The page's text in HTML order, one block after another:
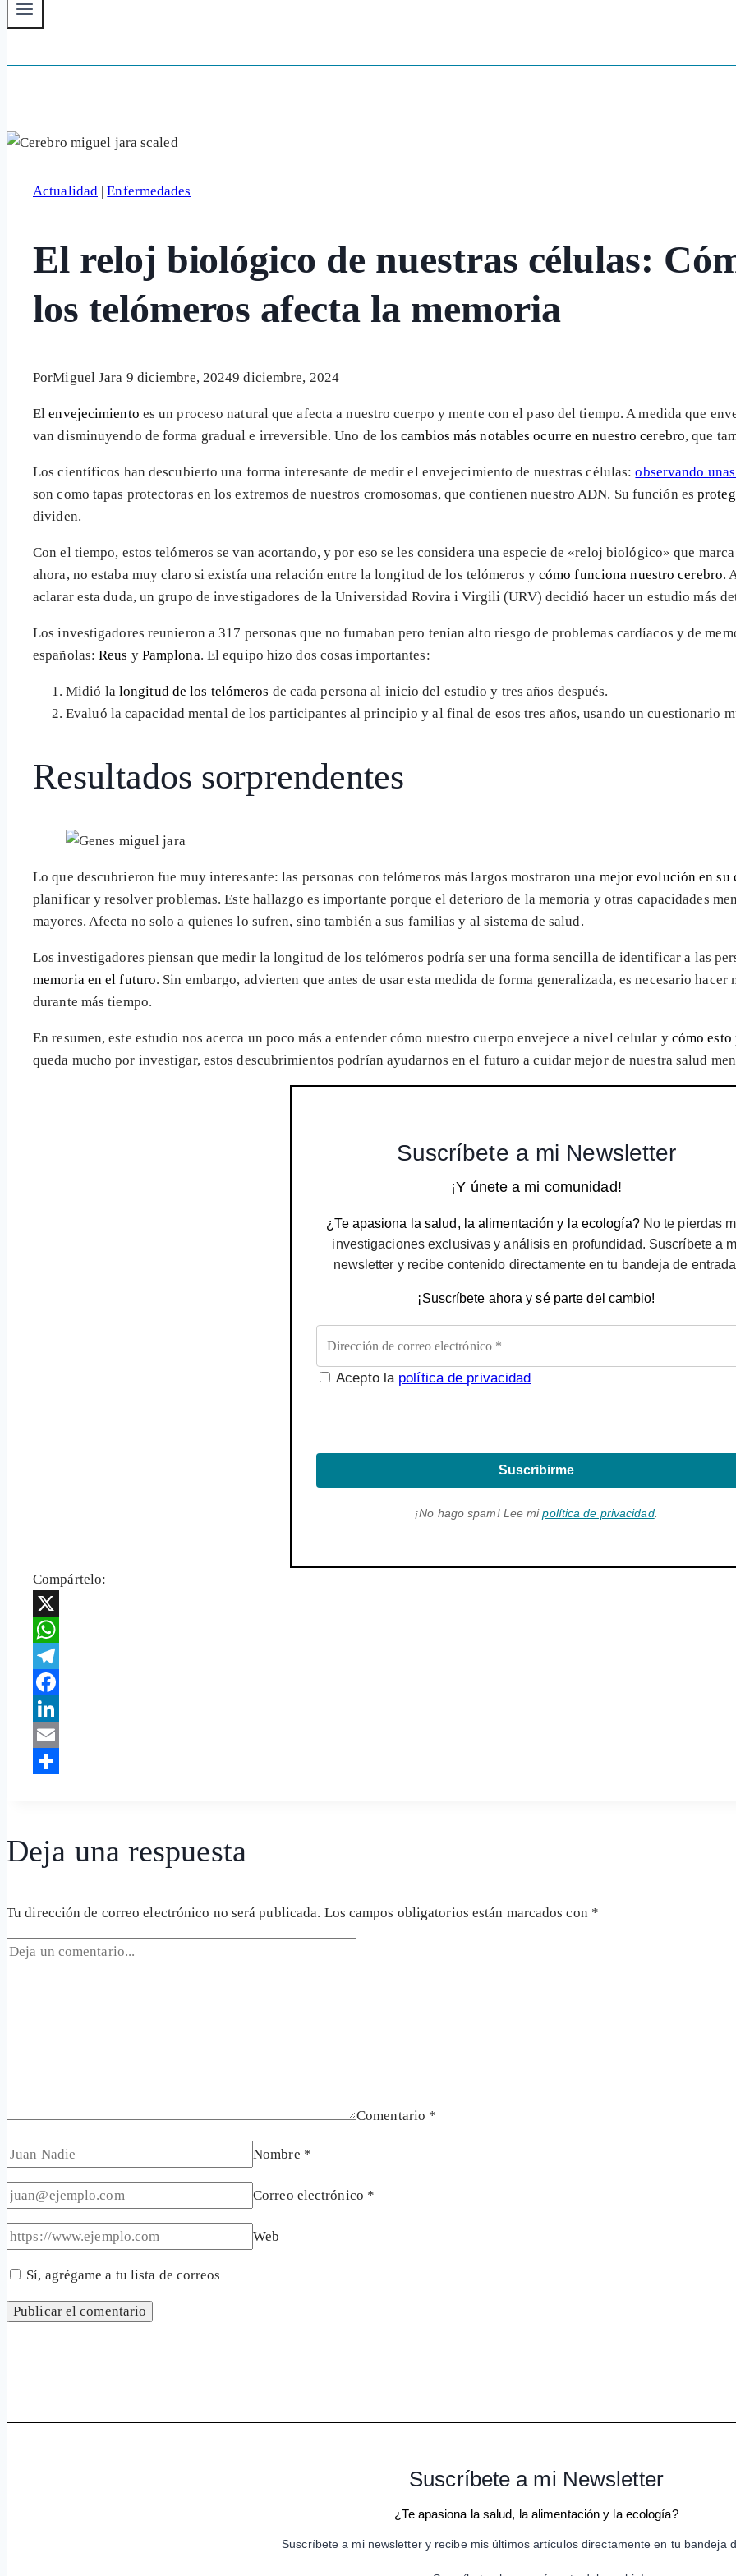
Actualidad |Enfermedades
El reloj biológico de nuestras células:
los telómeros afecta la memoria
PorMiguel Jara 9 diciembre, 20249 diciembre, 2024
Elenvejecimiento es un proceso natural que afecta a nuestro cuerpo y mente con el paso del tiempo. A medida que
van disminuyendo de forma gradual e irreversible. Uno de loscambios más notables ocurre en nuestro cerebro, que
Los científicos han descubierto una forma interesante de medir el envejecimiento de nuestras células:observando
son como tapas protectoras en los extremos de nuestros cromosomas, que contienen nuestro ADN. Su función es
dividen.
Con el tiempo, estos telómeros se van acortando, y por eso se les considera una especie de «reloj biológico» que
ahora, no estaba muy claro si existía una relación entre la longitud de los telómeros y cómo funciona nuestro cerebro.
aclarar esta duda, un grupo de investigadores de la Universidad Rovira i Virgili (URV) decidió hacer un estudio más
Los investigadores reunieron a 317 personas que no fumaban pero tenían alto riesgo de problemas cardíacos y de
españolas:Reus y Pamplona. El equipo hizo dos cosas importantes:
Midió la longitud de los telómeros de cada persona al inicio del estudio y tres años después.
Evaluó la capacidad mental de los participantes al principio y al final de esos tres años, usando un cuestionario
Resultados sorprendentes
Lo que descubrieron fue muy interesante: las personas con telómeros más largos mostraron una mejor evolución en su
planificar y resolver problemas. Este hallazgo es importante porque el deterioro de la memoria y otras capacidades
mayores. Afecta no solo a quienes lo sufren, sino también a sus familias y al sistema de salud.
Los investigadores piensan que medir la longitud de los telómeros podría ser una forma sencilla de identificar a las
memoria en el futuro. Sin embargo, advierten que antes de usar esta medida de forma generalizada, es necesario
durante más tiempo.
En resumen, este estudio nos acerca un poco más a entender cómo nuestro cuerpo envejece a nivel celular y cómo esto
queda mucho por investigar, estos descubrimientos podrían ayudarnos en el futuro a cuidar mejor de nuestra salud
Suscríbete a mi Newsletter
¡Y únete a mi comunidad!
¿Te apasiona la salud, la alimentación y la ecología?No te pierdas
investigaciones exclusivas y análisis en profundidad. Suscríbete a
newsletter y recibe contenido directamente en tu bandeja de
¡Suscríbete ahora y sé parte del cambio!
Acepto la política de privacidad
Suscribirme
¡No hago spam! Lee mipolítica de privacidad.
Compártelo:
X
WhatsApp
Telegram
Facebook
LinkedIn
Email
Deja una respuesta
Tu dirección de correo electrónico no será publicada. Los campos obligatorios están marcados con *
Comentario *
Nombre *
Correo electrónico *
Web
Sí, agrégame a tu lista de correos
Suscríbete a mi Newsletter
¿Te apasiona la salud, la alimentación y la ecología?
Suscríbete a mi newsletter y recibe mis últimos artículos directamente en tu bandeja